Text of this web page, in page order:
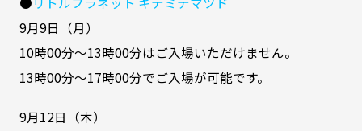
9月9日（月）
10時00分～13時00分はご入場いただけません。
13時00分～17時00分でご入場が可能です。
9月12日（木）